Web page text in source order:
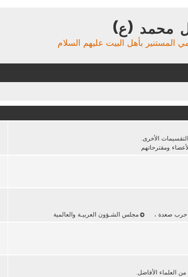
محمد (ع)
المستنير بأهل البيت عليهم السلام
الأخرى.
ومقترحاتهم
حرب صعدة ، مجلس الشـؤون العربيـة والعالمية
العلماء الأفاضل.